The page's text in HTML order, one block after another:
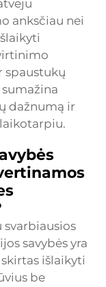
anksčiau nei
spaustukų
dažnumą ir
savybės yra
išlaikyti
be